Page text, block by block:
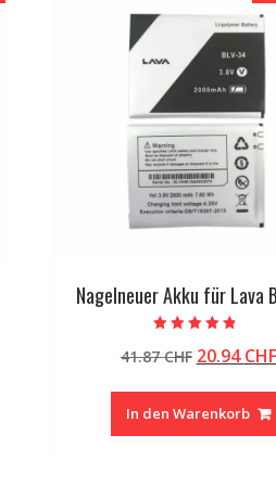
Nagelneuer Akku für Lava
4.50
von 5
41.87CHF
war:
41.87 CHF
20.94CHF
In den Warenkorb